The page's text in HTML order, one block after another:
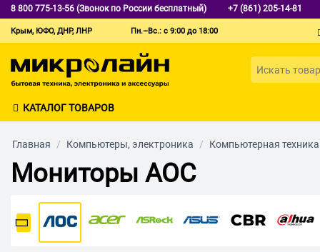
8 800 775-13-56 (Звонок по России бесплатный) +7 (861) 205-14-81
Крым, ЮФО, ДНР, ЛНР Пн.–Вс.: с 9:00 до 18:00
КАТАЛОГ ТОВАРОВ
Главная / Компьютеры, электроника / Компьютерная техника
Мониторы AOC